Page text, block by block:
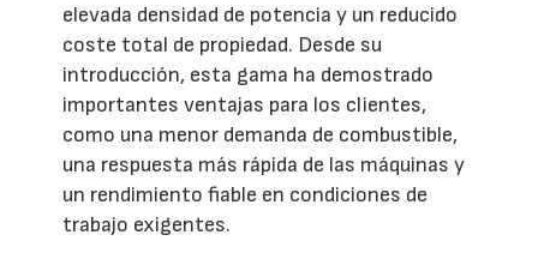
elevada densidad de potencia y un reducido
coste total de propiedad. Desde su
introducción, esta gama ha demostrado
importantes ventajas para los clientes,
como una menor demanda de combustible,
una respuesta más rápida de las máquinas y
un rendimiento fiable en condiciones de
trabajo exigentes.